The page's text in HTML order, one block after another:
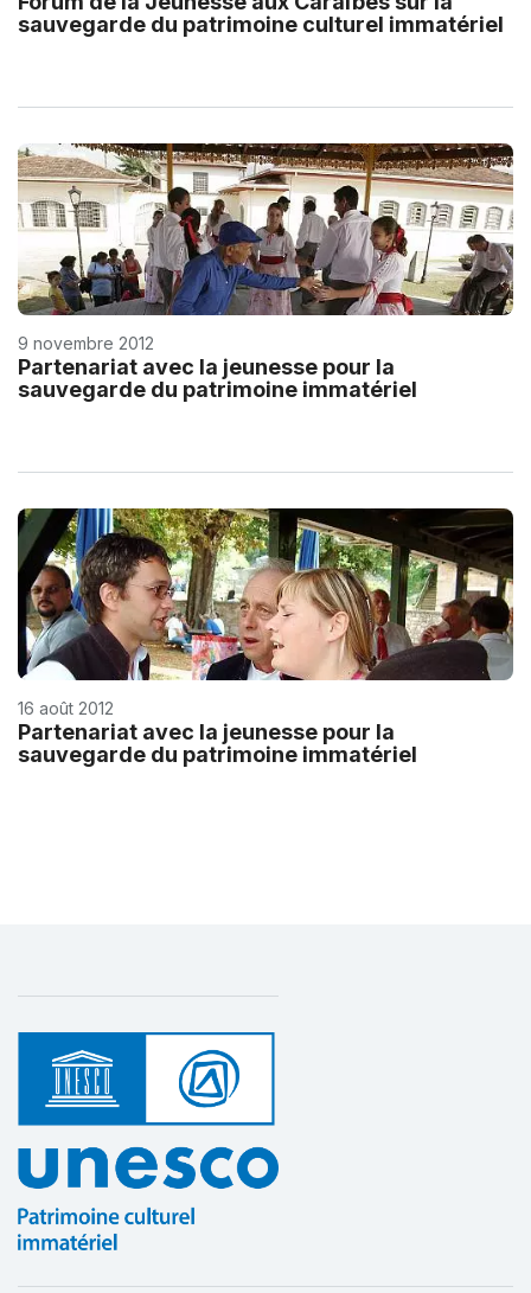
sauvegarde du patrimoine culturel immatériel
9 novembre 2012
Partenariat avec la jeunesse pour la
sauvegarde du patrimoine immatériel
16 août 2012
Partenariat avec la jeunesse pour la
sauvegarde du patrimoine immatériel